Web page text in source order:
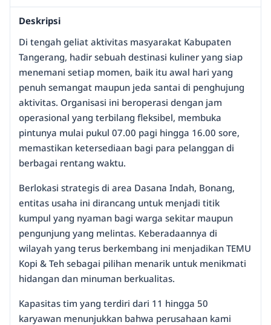
Deskripsi
Di tengah geliat aktivitas masyarakat Kabupaten
Tangerang, hadir sebuah destinasi kuliner yang siap
menemani setiap momen, baik itu awal hari yang
penuh semangat maupun jeda santai di penghujung
aktivitas. Organisasi ini beroperasi dengan jam
operasional yang terbilang fleksibel, membuka
pintunya mulai pukul 07.00 pagi hingga 16.00 sore,
memastikan ketersediaan bagi para pelanggan di
berbagai rentang waktu.
Berlokasi strategis di area Dasana Indah, Bonang,
entitas usaha ini dirancang untuk menjadi titik
kumpul yang nyaman bagi warga sekitar maupun
pengunjung yang melintas. Keberadaannya di
wilayah yang terus berkembang ini menjadikan TEMU
Kopi & Teh sebagai pilihan menarik untuk menikmati
hidangan dan minuman berkualitas.
Kapasitas tim yang terdiri dari 11 hingga 50
karyawan menunjukkan bahwa perusahaan kami